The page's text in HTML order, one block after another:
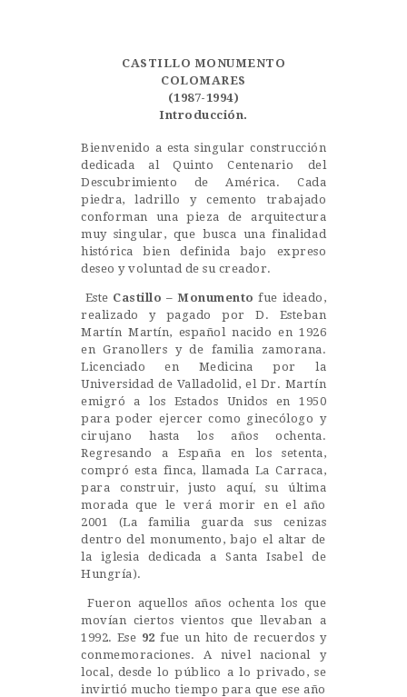
Castillo Monumento Colomares
BENALMÁDENA
HISTORIA
CONSTRUCCIÓN
FOTOS
CASTILLO MONUMENTO
COLOMARES
(1987-1994)
Introducción.
Bienvenido a esta singular construcción
dedicada al Quinto Centenario del
Descubrimiento de América. Cada
piedra, ladrillo y cemento trabajado
conforman una pieza de arquitectura
muy singular, que busca una finalidad
histórica bien definida bajo expreso
deseo y voluntad de su creador.
Este Castillo – Monumentofue ideado,
realizado y pagado por D. Esteban
Martín Martín, español nacido en 1926
en Granollers y de familia zamorana.
Licenciado en Medicina por la
Universidad de Valladolid, el Dr. Martín
emigró a los Estados Unidos en 1950
para poder ejercer como ginecólogo y
cirujano hasta los años ochenta.
Regresando a España en los setenta,
compró esta finca, llamada La Carraca,
para construir, justo aquí, su última
morada que le verá morir en el año
2001 (La familia guarda sus cenizas
dentro del monumento, bajo el altar de
la iglesia dedicada a Santa Isabel de
Hungría).
Fueron aquellos años ochenta los que
movían ciertos vientos que llevaban a
1992. Ese 92fue un hito de recuerdos y
conmemoraciones. A nivel nacional y
local, desde lo público a lo privado, se
invirtió mucho tiempo para que ese año